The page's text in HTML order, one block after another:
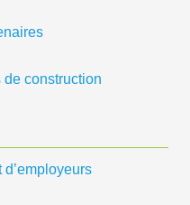
de construction
d’employeurs